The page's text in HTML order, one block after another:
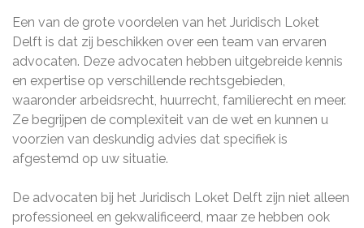
Een van de grote voordelen van het Juridisch Loket
Delft is dat zij beschikken over een team van ervaren
advocaten. Deze advocaten hebben uitgebreide kennis
en expertise op verschillende rechtsgebieden,
waaronder arbeidsrecht, huurrecht, familierecht en meer.
Ze begrijpen de complexiteit van de wet en kunnen u
voorzien van deskundig advies dat specifiek is
afgestemd op uw situatie.
De advocaten bij het Juridisch Loket Delft zijn niet alleen
professioneel en gekwalificeerd, maar ze hebben ook